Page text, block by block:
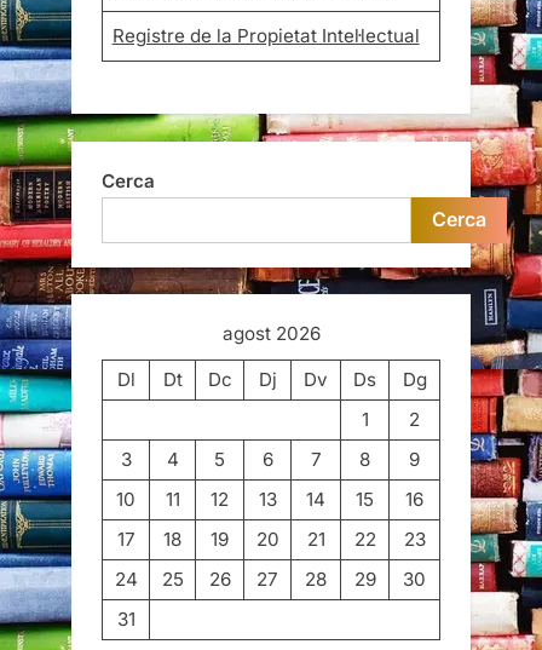
Registre de la Propietat Intel·lectual
Cerca
Cerca
agost 2026
Dl
Dt Dc Dj Dv Ds
Dg
1
2
3
4 5 6 7 8
9
10
11 12 13 14 15
16
17
18 19 20 21 22
23
24
25 26 27 28 29
30
31